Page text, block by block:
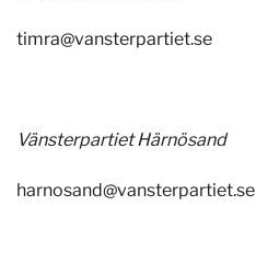
timra@vansterpartiet.se
Vänsterpartiet Härnösand
harnosand@vansterpartiet.se